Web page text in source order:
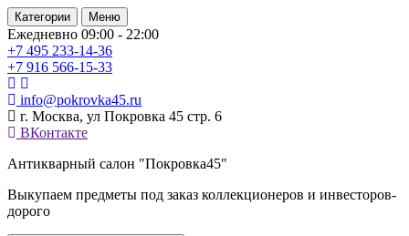
Категории Меню
Ежедневно 09:00 - 22:00
+7 495 233-14-36
+7 916 566-15-33
info@pokrovka45.ru
г. Москва, ул Покровка 45 стр. 6
ВКонтакте
Антикварный салон "Покровка45"
Выкупаем предметы под заказ коллекционеров и инвесторов-
дорого